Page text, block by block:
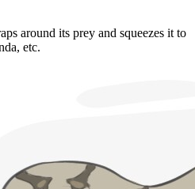
around its prey and squeezes it to
etc.